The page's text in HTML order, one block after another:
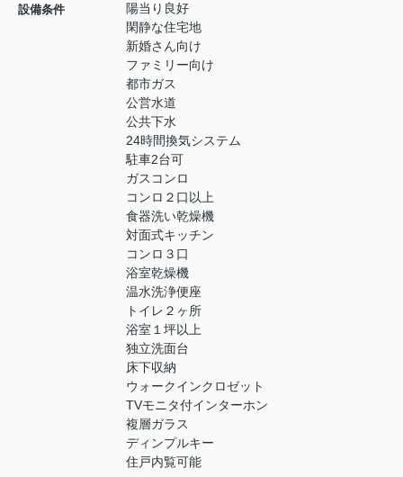
設備条件
陽当り良好
閑静な住宅地
新婚さん向け
ファミリー向け
都市ガス
公営水道
公共下水
24時間換気システム
駐車2台可
ガスコンロ
コンロ２口以上
食器洗い乾燥機
対面式キッチン
コンロ３口
浴室乾燥機
温水洗浄便座
トイレ２ヶ所
浴室１坪以上
独立洗面台
床下収納
ウォークインクロゼット
TVモニタ付インターホン
複層ガラス
ディンプルキー
住戸内覧可能